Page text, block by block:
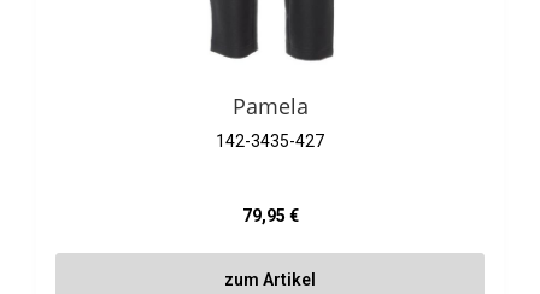
Pamela
142-3435-427
Regulärer Preis:
79,95 €
zum Artikel